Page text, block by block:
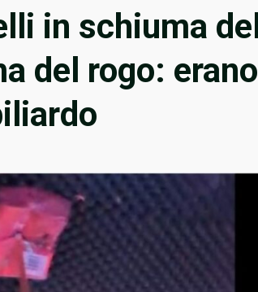
in schiuma del
del rogo: erano